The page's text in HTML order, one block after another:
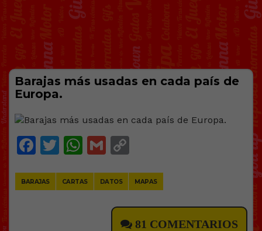
Barajas más usadas en cada país de
Europa.
Facebook
Twitter
WhatsApp
Gmail
BARAJAS CARTAS DATOS MAPAS
81 COMENTARIOS